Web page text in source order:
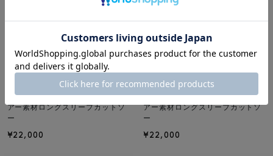
NEW
BASERANGE ＜ベースレンジ＞ シ
アー素材ロングスリーブカットソ
ー
¥22,000
BASERANGE
BASERANGE ＜ベースレンジ＞ シ
アー素材ロングスリーブカットソ
ー
¥22,000